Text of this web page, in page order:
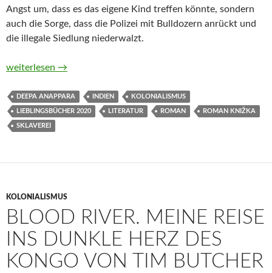
Angst um, dass es das eigene Kind treffen könnte, sondern
auch die Sorge, dass die Polizei mit Bulldozern anrückt und
die illegale Siedlung niederwalzt.
Die Detektive vom Bhoot-Basar von Deepa Anappara
weiterlesen →
DEEPA ANAPPARA INDIEN KOLONIALISMUS
LIEBLINGSBÜCHER 2020 LITERATUR ROMAN ROMAN KNIŽKA
SKLAVEREI
KOLONIALISMUS
BLOOD RIVER. MEINE REISE
INS DUNKLE HERZ DES
KONGO VON TIM BUTCHER